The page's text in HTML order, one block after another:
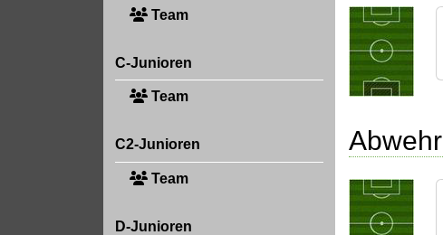
Team
C-Junioren
Team
C2-Junioren
Team
D-Junioren
Abwehr